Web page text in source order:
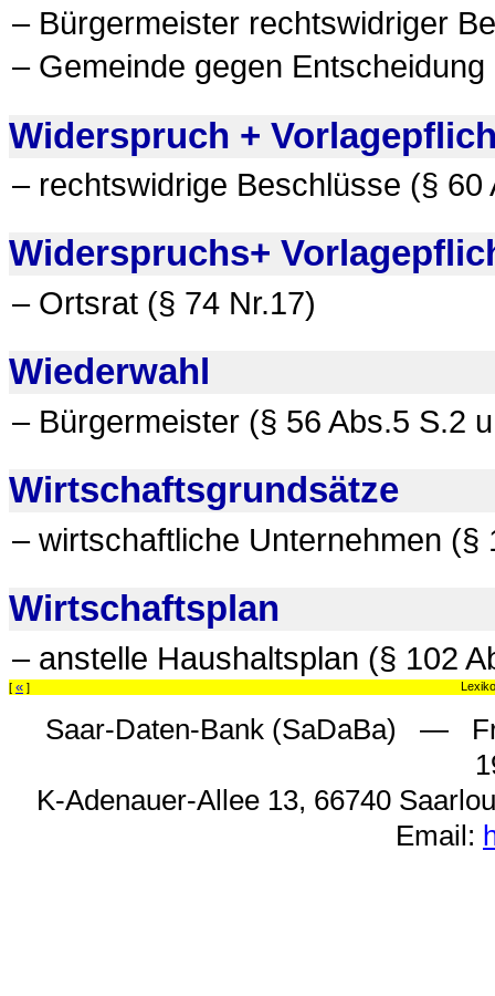
– Bürgermeister rechtswidriger
– Gemeinde gegen Entscheidung
Widerspruch +
– rechtswidrige Beschlüsse (§ 60
Widerspruchs+
– Ortsrat (§ 74 Nr.17)
Wiederwahl
– Bürgermeister (§ 56 Abs.5 S.2
Wirtschaftsgrundsätze
– wirtschaftliche Unternehmen (§
Wirtschaftsplan
– anstelle Haushaltsplan (§ 102
[ « ]
Saar-Daten-Bank (SaDaBa) —
K-Adenauer-Allee 13, 66740
Email: